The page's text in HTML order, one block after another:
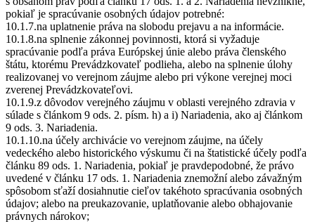
pokiaľ je spracúvanie osobných údajov potrebné:
10.1.7.na uplatnenie práva na slobodu prejavu a na informácie.
10.1.8.na splnenie zákonnej povinnosti, ktorá si vyžaduje
spracúvanie podľa práva Európskej únie alebo práva členského
štátu, ktorému Prevádzkovateľ podlieha, alebo na splnenie úlohy
realizovanej vo verejnom záujme alebo pri výkone verejnej moci
zverenej Prevádzkovateľovi.
10.1.9.z dôvodov verejného záujmu v oblasti verejného zdravia v
súlade s článkom 9 ods. 2. písm. h) a i) Nariadenia, ako aj článkom
9 ods. 3. Nariadenia.
10.1.10.na účely archivácie vo verejnom záujme, na účely
vedeckého alebo historického výskumu či na štatistické účely podľa
článku 89 ods. 1. Nariadenia, pokiaľ je pravdepodobné, že právo
uvedené v článku 17 ods. 1. Nariadenia znemožní alebo závažným
spôsobom sťaží dosiahnutie cieľov takéhoto spracúvania osobných
údajov; alebo na preukazovanie, uplatňovanie alebo obhajovanie
právnych nárokov;